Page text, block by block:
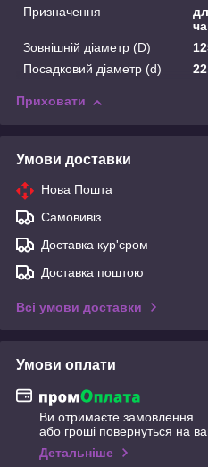
Призначення
Зовнішній діаметр (D)
Посадковий діаметр (d)
Приховати
Умови доставки
Нова Пошта
Самовивіз
Доставка кур'єром
Доставка поштою
Всі умови доставки
Умови оплати
Ви отримаєте замовлення
або гроші повернуться на
Детальніше